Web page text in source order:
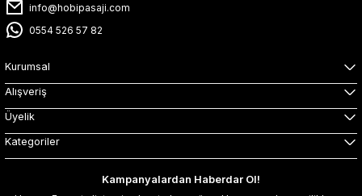
info@hobipasaji.com
0554 526 57 82
Kurumsal
Alışveriş
Üyelik
Kategoriler
Kampanyalardan Haberdar Ol!